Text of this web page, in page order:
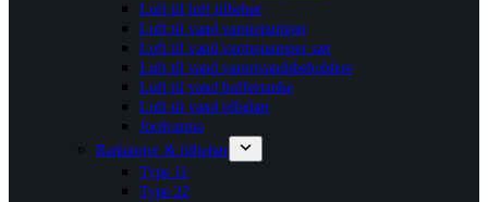
Luft til luft tilbehør
Luft til vand varmepumper
Luft til vand varmepumper sæt
Luft til vand varmtvandsbeholdere
Luft til vand buffertanke
Luft til vand tilbehør
Jordvarme
Radiatorer & tilbehør
Type 11
Type 22